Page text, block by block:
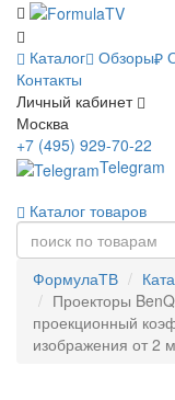
Каталог Обзоры
Контакты
Личный кабинет
Москва
+7 (495) 929-70-22
Telegram
Каталог товаров
ФормулаТВ
Проекторы
проекционный
изображения от 2 м